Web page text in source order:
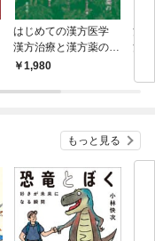
はじめての漢方医学
漢方治療と漢方薬のは
なし1,980
治
治
まで
もっと見る